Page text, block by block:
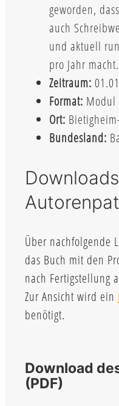
geworden,
auch
und aktuell
pro Jahr macht.
Zeitraum:
Format: Modul
Ort:
Bundesland:
Über nachfolgende
das Buch mit den
nach Fertigstellung
Zur Ansicht wird ein
benötigt.
Download
(PDF)